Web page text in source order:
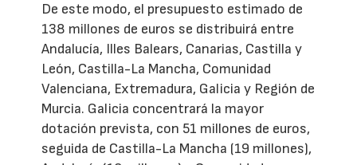
De este modo, el presupuesto estimado de
138 millones de euros se distribuirá entre
Andalucía, Illes Balears, Canarias, Castilla y
León, Castilla-La Mancha, Comunidad
Valenciana, Extremadura, Galicia y Región de
Murcia. Galicia concentrará la mayor
dotación prevista, con 51 millones de euros,
seguida de Castilla-La Mancha (19 millones),